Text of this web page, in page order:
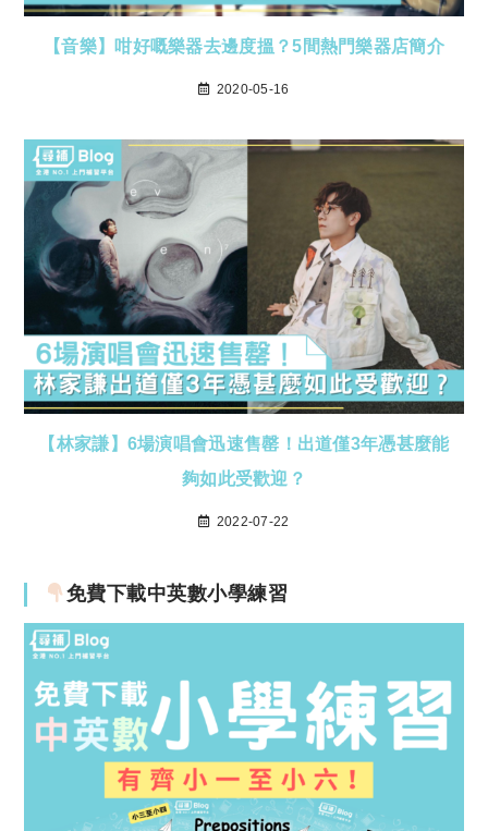
【音樂】咁好嘅樂器去邊度搵？5間熱門樂器店簡介
2020-05-16
【林家謙】6場演唱會迅速售罄！出道僅3年憑甚麼能
夠如此受歡迎？
2022-07-22
免費下載中英數小學練習